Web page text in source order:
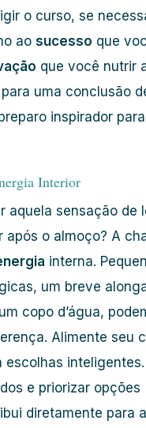
o curso, se
ao sucesso que
que você nutrir
uma conclusão
inspirador
Interior
aquela sensação de
após o almoço? A
interna.
um breve
copo d’água,
Alimente seu
escolhas
e priorizar opções
diretamente para a